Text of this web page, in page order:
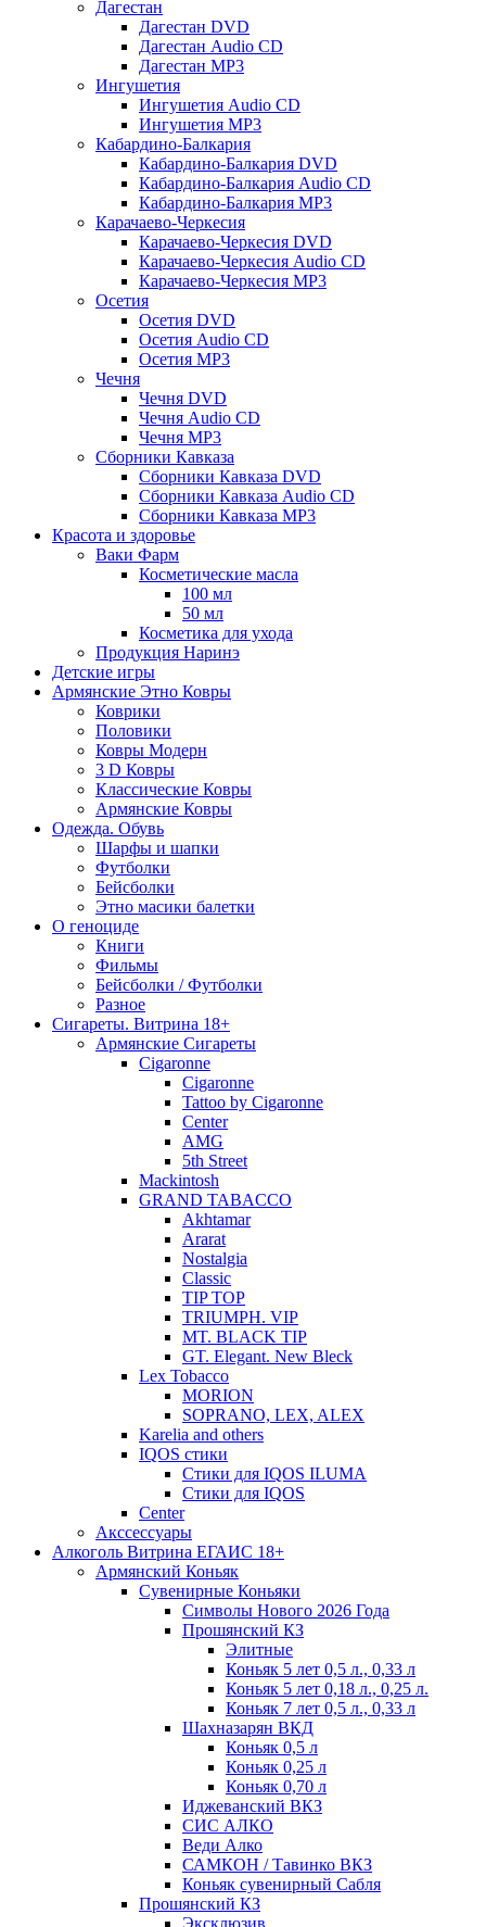
Дагестан
Дагестан DVD
Дагестан Audio CD
Дагестан MP3
Ингушетия
Ингушетия Audio CD
Ингушетия MP3
Кабардино-Балкария
Кабардино-Балкария DVD
Кабардино-Балкария Audio CD
Кабардино-Балкария MP3
Карачаево-Черкесия
Карачаево-Черкесия DVD
Карачаево-Черкесия Audio CD
Карачаево-Черкесия MP3
Осетия
Осетия DVD
Осетия Audio CD
Осетия MP3
Чечня
Чечня DVD
Чечня Audio CD
Чечня MP3
Сборники Кавказа
Сборники Кавказа DVD
Сборники Кавказа Audio CD
Сборники Кавказа MP3
Красота и здоровье
Ваки Фарм
Косметические масла
100 мл
50 мл
Косметика для ухода
Продукция Наринэ
Детские игры
Армянские Этно Ковры
Коврики
Половики
Ковры Модерн
3 D Ковры
Классические Ковры
Армянские Ковры
Одежда. Обувь
Шарфы и шапки
Футболки
Бейсболки
Этно масики балетки
О геноциде
Книги
Фильмы
Бейсболки / Футболки
Разное
Сигареты. Витрина 18+
Армянские Сигареты
Cigaronne
Cigaronne
Tattoo by Cigaronne
Center
AMG
5th Street
Mackintosh
GRAND TABACCO
Akhtamar
Ararat
Nostalgia
Classic
TIP TOP
TRIUMPH. VIP
MT. BLACK TIP
GT. Elegant. New Bleck
Lex Tobacco
MORION
SOPRANO, LEX, ALEX
Karelia and others
IQOS стики
Стики для IQOS ILUMA
Стики для IQOS
Сenter
Акссессуары
Алкоголь Витрина ЕГАИС 18+
Армянский Коньяк
Сувенирные Коньяки
Символы Нового 2026 Года
Прошянский КЗ
Элитные
Коньяк 5 лет 0,5 л., 0,33 л
Коньяк 5 лет 0,18 л., 0,25 л.
Коньяк 7 лет 0,5 л., 0,33 л
Шахназарян ВКД
Коньяк 0,5 л
Коньяк 0,25 л
Коньяк 0,70 л
Иджеванский ВКЗ
СИС АЛКО
Веди Алко
САМКОН / Тавинко ВКЗ
Коньяк сувенирный Сабля
Прошянский КЗ
Эксклюзив